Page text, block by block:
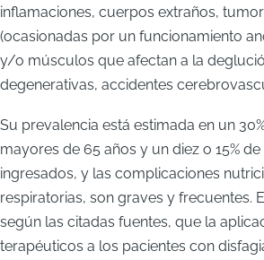
inflamaciones, cuerpos extraños,
(ocasionadas por un funcionamiento
y/o músculos que afectan a la
degenerativas, accidentes
Su prevalencia está estimada en un
mayores de 65 años y un diez o 15%
ingresados, y las complicaciones
respiratorias, son graves y frecuentes.
según las citadas fuentes, que la
terapéuticos a los pacientes con